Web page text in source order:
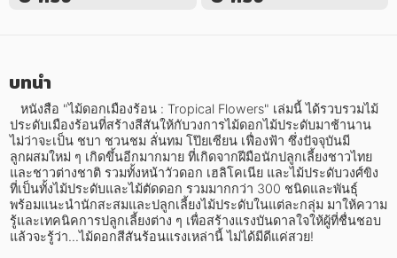
หมวดหมู่หนังสือ
อาหาร สุขภาพ การแพทย์
ศิลปะ บันเทิง กีฬา ท่องเที่ยว
สังคม วัฒนธรรม การปกครอง ศาสนาและปรัชญา
ศาสนา และปรัชญา
บทนำ
ประดับเมืองร้อนที่สร้างสีสันให้กับวงการไม้ดอกไม้ประดับมาช้านาน
ไม่ว่าจะเป็น ชบา ชวนชม ลั่นทม โป๊ยเซียน เฟื่องฟ้า ซึ่งปัจจุบันมี
ลูกผสมใหม่ ๆ เกิดขึ้นอีกมากมาย ที่เกิดจากฝีมือนักปลูกเลี้ยงชาวไทย
และชาวต่างชาติ รวมทั้งหน้าวัวดอก เฮลิโคเนีย และไม้ประดับวงศ์ขิง
ที่เป็นทั้งไม้ประดับและไม้ตัดดอก รวมมากกว่า 300 ชนิดและพันธุ์
พร้อมแนะนำนักสะสมและปลูกเลี้ยงไม้ประดับในแต่ละกลุ่ม มาให้ความ
รู้และเทคนิคการปลูกเลี้ยงต่าง ๆ เพื่อสร้างแรงบันดาลใจให้ผู้ที่ชื่นชอบ
แล้วจะรู้ว่า...ไม้ดอกสีสันร้อนแรงเหล่านี้ ไม่ได้มีดีแค่สวย!